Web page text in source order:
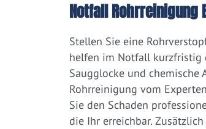
Notfall
Stellen Sie eine
helfen im Notfall kurzfristig
Saugglocke und
Rohrreinigung vom
Sie den Schaden
die Ihr erreichbar.